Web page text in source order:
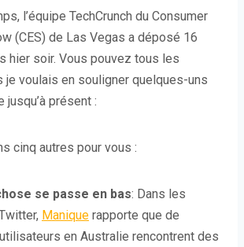
l’équipe TechCrunch du Consumer
(CES) de Las Vegas a déposé 16
hier soir. Vous pouvez tous les
je voulais en souligner quelques-uns
jusqu’à présent :
cinq autres pour vous :
se passe en bas: Dans les
Manique rapporte que de
en Australie rencontrent des